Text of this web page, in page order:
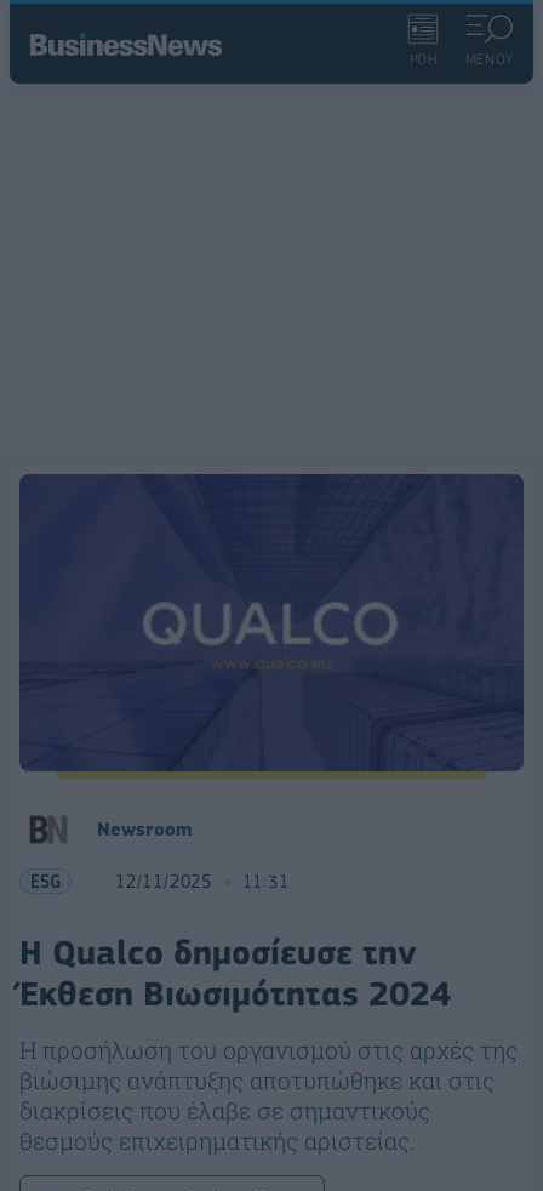
ΡΟΗ ΜΕΝΟΥ
Newsroom
ESG 12/11/2025 11:31
Η Qualco δημοσίευσε την
Έκθεση Βιωσιμότητας 2024
Η προσήλωση του οργανισμού στις αρχές της
βιώσιμης ανάπτυξης αποτυπώθηκε και στις
διακρίσεις που έλαβε σε σημαντικούς
θεσμούς επιχειρηματικής αριστείας.